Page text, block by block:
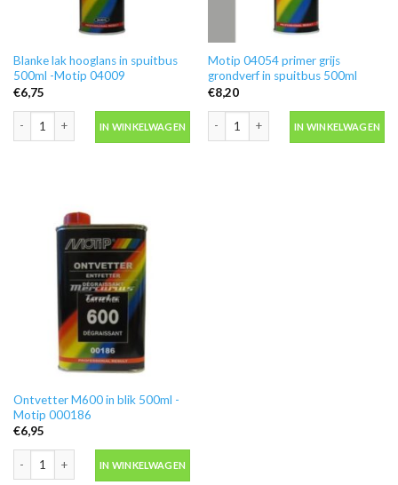
Blanke lak hooglans in spuitbus
500ml -Motip 04009
€6,75
IN WINKELWAGEN
Motip 04054 primer grijs
grondverf in spuitbus 500ml
€8,20
IN WINKELWAGEN
Ontvetter M600 in blik 500ml -
Motip 000186
€6,95
Ontvetter M600 in blik 500ml -Motip 000186 aantal
IN WINKELWAGEN